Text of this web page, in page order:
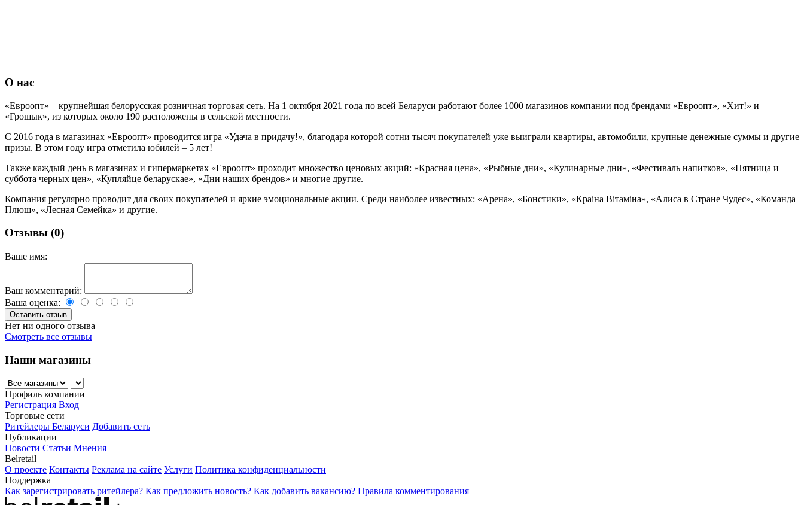
О нас
«Евроопт» – крупнейшая белорусская розничная торговая сеть. На 1 октября 2021 года по всей Беларуси работают более 1000 магазинов компании под брендами «Евроопт», «Хит!» и
«Грошык», из которых около 190 расположены в сельской местности.
С 2016 года в магазинах «Евроопт» проводится игра «Удача в придачу!», благодаря которой сотни тысяч покупателей уже выиграли квартиры, автомобили, крупные денежные суммы и другие
призы. В этом году игра отметила юбилей – 5 лет!
Также каждый день в магазинах и гипермаркетах «Евроопт» проходит множество ценовых акций: «Красная цена», «Рыбные дни», «Кулинарные дни», «Фестиваль напитков», «Пятница и
суббота черных цен», «Купляйце беларускае», «Дни наших брендов» и многие другие.
Компания регулярно проводит для своих покупателей и яркие эмоциональные акции. Среди наиболее известных: «Арена», «Бонстики», «Краiна Вiтамiна», «Алиса в Стране Чудес», «Команда
Плюш», «Лесная Семейка» и другие.
Отзывы (0)
Ваше имя:
Ваш комментарий:
Ваша оценка:
Нет ни одного отзыва
Смотреть все отзывы
Наши магазины
Профиль компании
Регистрация Вход
Торговые сети
Ритейлеры Беларуси Добавить сеть
Публикации
Новости Статьи Мнения
Belretail
О проекте Контакты Реклама на сайте Услуги Политика конфиденциальности
Поддержка
Как зарегистрировать ритейлера? Как предложить новость? Как добавить вакансию? Правила комментирования